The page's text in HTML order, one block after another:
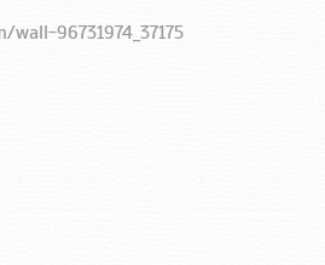
96731974_37175